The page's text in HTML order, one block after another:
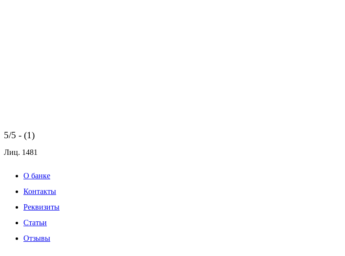
5/5 - (1)
Лиц. 1481
О банке
Контакты
Реквизиты
Статьи
Отзывы